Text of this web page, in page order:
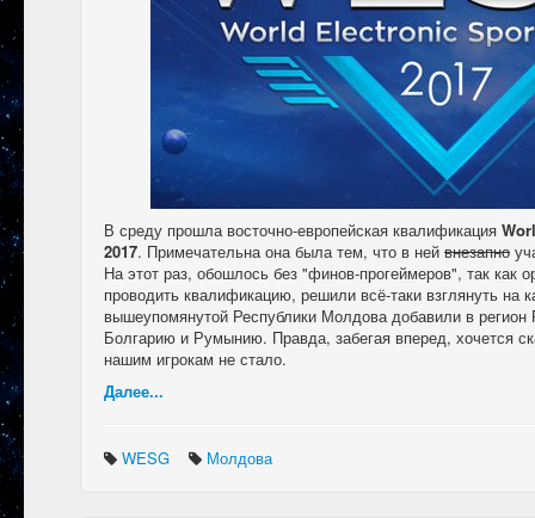
В среду прошла восточно-европейская квалификация
2017. Примечательна она была тем, что в ней внезапно
На этот раз, обошлось без "финов-прогеймеров", так как
проводить квалификацию, решили всё-таки взглянуть на
вышеупомянутой Республики Молдова добавили в регион
Болгарию и Румынию. Правда, забегая вперед, хочется
нашим игрокам не стало.
Далее...
WESG Молдова